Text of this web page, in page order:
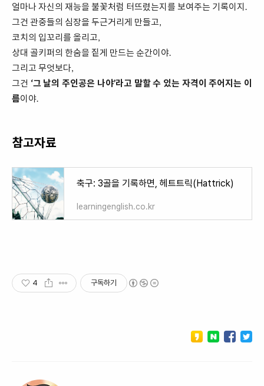
얼마나 자신의 재능을 불꽃처럼 터뜨렸는지를 보여주는 기록이지.
그건 관중들의 심장을 두근거리게 만들고,
코치의 입꼬리를 올리고,
상대 골키퍼의 한숨을 짙게 만드는 순간이야.
그리고 무엇보다,
그건 ‘그 날의 주인공은 나야’라고 말할 수 있는 자격이 주어지는 이
름이야.
참고자료
축구: 3골을 기록하면, 헤트트릭(Hattrick)
learningenglish.co.kr
4 구독하기